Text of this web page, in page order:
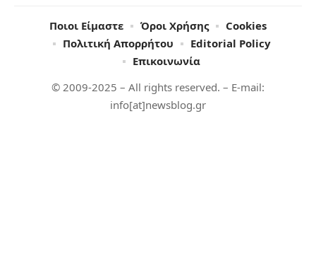
© 2009-2025 – All rights reserved. – E-mail:
info[at]newsblog.gr
Ποιοι Είμαστε Όροι Χρήσης
Cookies
Πολιτική Απορρήτου
Editorial Policy
Επικοινωνία